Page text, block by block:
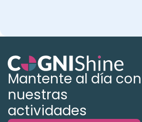
Mantente al día con
nuestras
actividades